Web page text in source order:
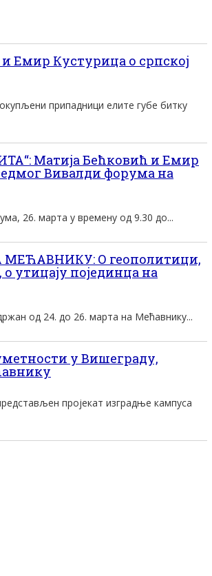
Емир Кустурица о српској
припадници елите губе битку
Матија Бећковић и Емир
Вивалди форума на
26. марта у времену од 9.30 до...
О геополитици,
утицају појединца на
од 24. до 26. марта на Мећавнику...
у Вишеграду,
пројекат изградње кампуса